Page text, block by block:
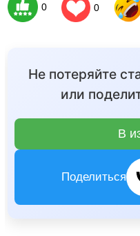
0 0
Не потеряйте
или
В
Поделиться